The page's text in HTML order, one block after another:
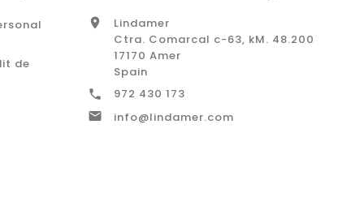
de

Lindamer
Ctra. Comarcal c-63, kM. 48.200
17170 Amer
Spain
 972 430 173
 info@lindamer.com